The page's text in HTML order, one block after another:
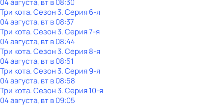
04 августа, вт в 08:30
Три кота. Сезон 3. Серия 6-я
04 августа, вт в 08:37
Три кота. Сезон 3. Серия 7-я
04 августа, вт в 08:44
Три кота. Сезон 3. Серия 8-я
04 августа, вт в 08:51
Три кота. Сезон 3. Серия 9-я
04 августа, вт в 08:58
Три кота. Сезон 3. Серия 10-я
04 августа, вт в 09:05